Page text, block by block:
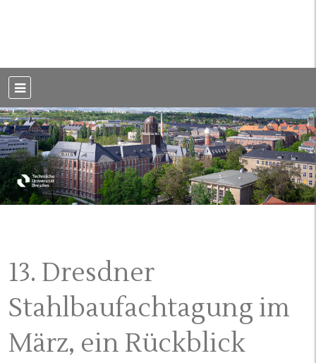
Dresden
13. Dresdner
Stahlbaufachtagung im
März, ein Rückblick